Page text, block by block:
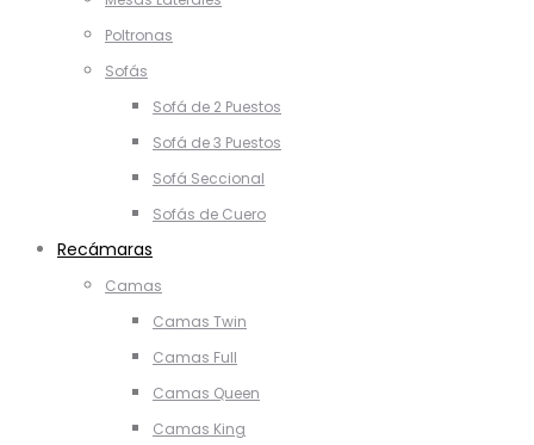
Poltronas
Sofás
Sofá de 2 Puestos
Sofá de 3 Puestos
Sofá Seccional
Sofás de Cuero
Recámaras
Camas
Camas Twin
Camas Full
Camas Queen
Camas King